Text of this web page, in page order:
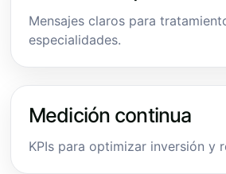
Mensajes claros para
especialidades.
Medición continua
KPIs para optimizar inversión y